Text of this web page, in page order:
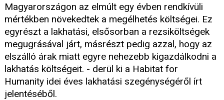
Magyarországon az elmúlt egy évben rendkívüli
mértékben növekedtek a megélhetés költségei. Ez
egyrészt a lakhatási, elsősorban a rezsiköltségek
megugrásával járt, másrészt pedig azzal, hogy az
elszálló árak miatt egyre nehezebb kigazdálkodni a
lakhatás költségeit. - derül ki a Habitat for
Humanity idei éves lakhatási szegénységéről írt
jelentéséből.